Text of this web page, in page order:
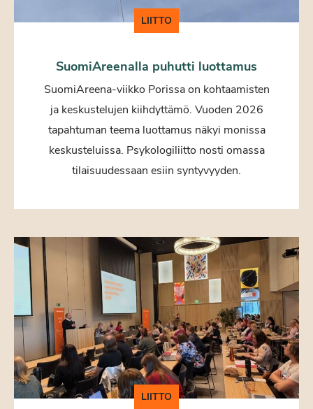
LIITTO
SuomiAreenalla puhutti luottamus
SuomiAreena-viikko Porissa on kohtaamisten
ja keskustelujen kiihdyttämö. Vuoden 2026
tapahtuman teema luottamus näkyi monissa
keskusteluissa. Psykologiliitto nosti omassa
tilaisuudessaan esiin syntyvyyden.
LIITTO